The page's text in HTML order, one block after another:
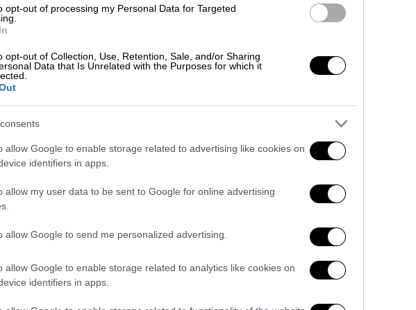
opt-out of processing my Personal Data for Targeted
opt-out of Collection, Use, Retention, Sale, and/or Sharing
Data that Is Unrelated with the Purposes for which it
allow Google to enable storage related to advertising like cookies on
identifiers in apps.
allow my user data to be sent to Google for online advertising
allow Google to send me personalized advertising.
allow Google to enable storage related to analytics like cookies on
identifiers in apps.
δυστύχημα συνέβη στηνΑθηνών - Λαμίας,
από πολλά αυτοκίνητα.
είναι χαρακτηριστικό πως οι
εάν ήταν άνδρας η γυναίκα.
φιλοξενίας τηςΜαλακάσας. Δεν
ΕΘΝΟΣ θα παρεμβαίνει και τα προσβλητικά σχόλια θα